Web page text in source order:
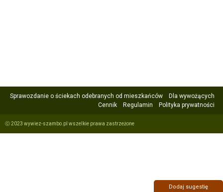
Sprawozdanie o ściekach odebranych od mieszkańców
Dla wywożących
Cennik
Regulamin Polityka prywatności
ⓒ 2023 wywiez-szambo.pl wszelkie prawa zastrzeżone
Dodaj sugestię